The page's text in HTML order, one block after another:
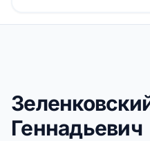
Геннадьевич